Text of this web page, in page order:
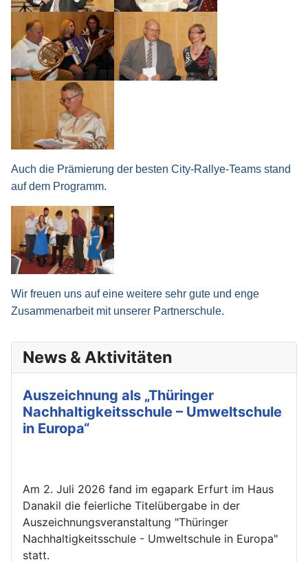
Auch die Prämierung der besten City-Rallye-Teams stand
auf dem Programm.
Wir freuen uns auf eine weitere sehr gute und enge
Zusammenarbeit mit unserer Partnerschule.
News & Aktivitäten
Auszeichnung als „Thüringer
Nachhaltigkeitsschule – Umweltschule
in Europa“
Am 2. Juli 2026 fand im egapark Erfurt im Haus
Danakil die feierliche Titelübergabe in der
Auszeichnungsveranstaltung "Thüringer
Nachhaltigkeitsschule - Umweltschule in Europa"
statt.